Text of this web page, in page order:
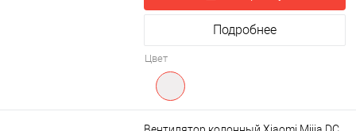
Подробнее
Цвет